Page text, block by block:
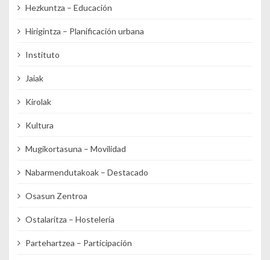
Hezkuntza – Educación
Hirigintza – Planificación urbana
Instituto
Jaiak
Kirolak
Kultura
Mugikortasuna – Movilidad
Nabarmendutakoak – Destacado
Osasun Zentroa
Ostalaritza – Hostelería
Partehartzea – Participación